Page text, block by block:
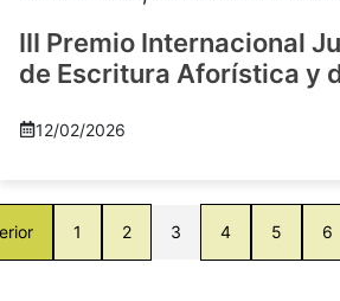
III Premio Internacional
de Escritura Aforística y
12/02/2026
1 2 3 4 5 6